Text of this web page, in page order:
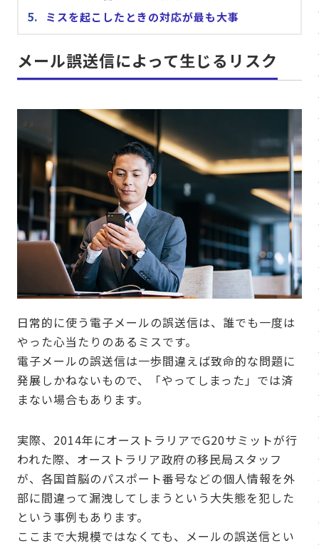
ミスを起こしたときの対応が最も大事
メール誤送信によって生じるリスク
日常的に使う電子メールの誤送信は、誰でも一度は
やった心当たりのあるミスです。
電子メールの誤送信は一歩間違えば致命的な問題に
発展しかねないもので、「やってしまった」では済
まない場合もあります。
実際、2014年にオーストラリアでG20サミットが行
われた際、オーストラリア政府の移民局スタッフ
が、各国首脳のパスポート番号などの個人情報を外
部に間違って漏洩してしまうという大失態を犯した
という事例もあります。
ここまで大規模ではなくても、メールの誤送信とい